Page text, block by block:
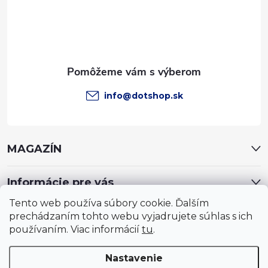
Tento web používa súbory cookie. Ďalším
prechádzaním tohto webu vyjadrujete súhlas s ich
používaním. Viac informácií tu.
Nastavenie
info@dotshop.sk
MAGAZÍN
Informácie pre vás